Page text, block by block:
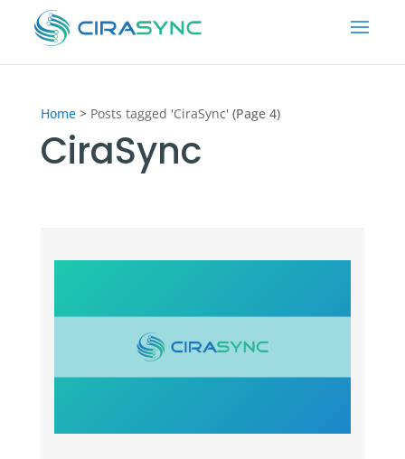
Home > Posts tagged 'CiraSync' (Page 4)
CiraSync